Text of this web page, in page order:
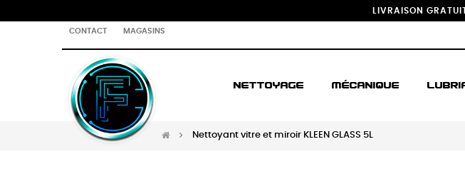
LIVRAISON
CONTACT MAGASINS
NETTOYAGE MÉCANIQUE
Nettoyant vitre et miroir KLEEN GLASS 5L